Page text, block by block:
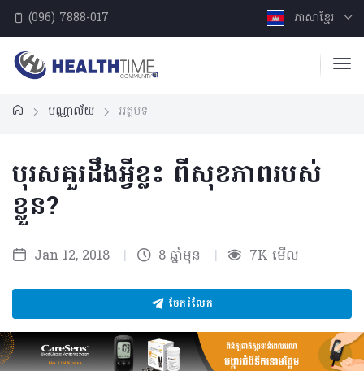
(096) 7888-017 ភាសាខ្មែរ
បណ្ណាល័យ អត្ថបទ
បុរសគួរដឹងអ្វីខ្លះ ពីសុខភាពរបស់
ខ្លួន?
Jan 12, 2018 | 8 ឆ្នាំមុន | 7K មើល
ចែករំលែក